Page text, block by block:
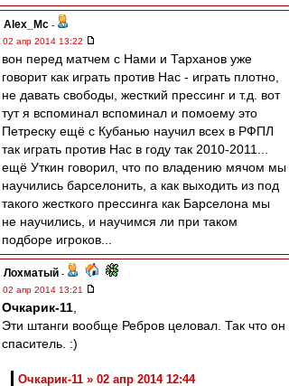
Alex_Mc -
02 апр 2014 13:22
вон перед матчем с Нами и Тарханов уже
говорит как играть против Нас - играть плотно,
не давать свободы, жесткий прессинг и т.д. вот
тут я вспоминал вспоминал и помоему это
Петреску ещё с Кубанью научил всех в РФПЛ
так играть против Нас в году так 2010-2011...
ещё Уткин говорил, что по владению мячом мы
научились барселонить, а как выходить из под
такого жесткого прессинга как Барселона мы
не научились, и научимся ли при таком
подборе игроков...
Лохматый -
02 апр 2014 13:21
Очкарик-11
Эти штанги вообще Ребров целовал. Так что он
спаситель. :)
Очкарик-11 » 02 апр 2014 12:44